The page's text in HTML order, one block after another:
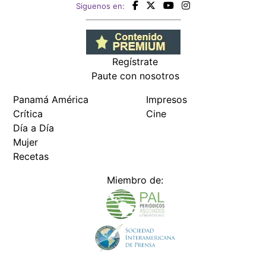
Siguenos en:
Regístrate
Paute con nosotros
Panamá América
Crítica
Día a Día
Mujer
Recetas
Impresos
Cine
Miembro de: